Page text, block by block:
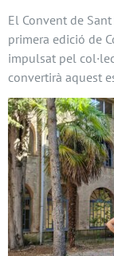
El Convent de
primera edició de
impulsat pel
convertirà aquest